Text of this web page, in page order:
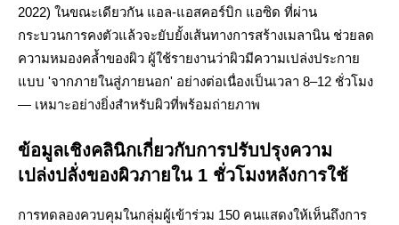
2022) ในขณะเดียวกัน แอล-แอสคอร์บิก แอซิด ที่ผ่าน
กระบวนการคงตัวแล้วจะยับยั้งเส้นทางการสร้างเมลานิน ช่วยลด
ความหมองคล้ำของผิว ผู้ใช้รายงานว่าผิวมีความเปล่งประกาย
แบบ 'จากภายในสู่ภายนอก' อย่างต่อเนื่องเป็นเวลา 8–12 ชั่วโมง
— เหมาะอย่างยิ่งสำหรับผิวที่พร้อมถ่ายภาพ
ข้อมูลเชิงคลินิกเกี่ยวกับการปรับปรุงความ
เปล่งปลั่งของผิวภายใน 1 ชั่วโมงหลังการใช้
การทดลองควบคุมในกลุ่มผู้เข้าร่วม 150 คนแสดงให้เห็นถึงการ